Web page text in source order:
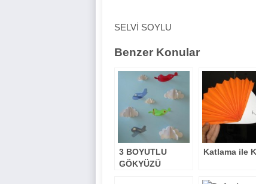
SELVİ SOYLU
Benzer Konular
3 BOYUTLU
GÖKYÜZÜ
Katlama ile